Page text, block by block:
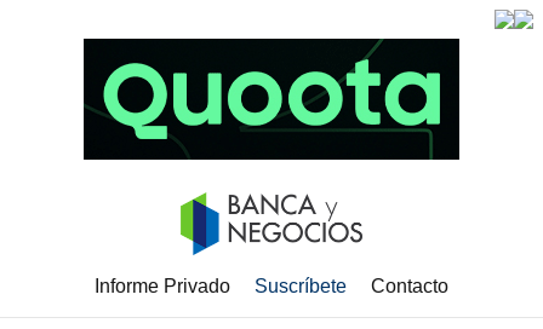
Informe Privado Suscríbete Contacto